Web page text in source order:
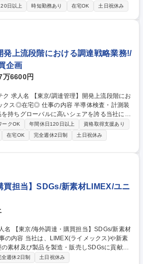
取り組んでいただきます。 具体的には、
現場と連携して調達プロセス全体を改善し、
だきます。過去の実績を活かし、調達戦略の
蓄電シ
テラン歓迎◎
日以上 時短勤務あり 在宅OK 土日祝休み
発上流段階における調達戦略業務!/
企画
万6600円
にお
容 半導体検査・計測装
持ちグローバルに高いシェアを誇る当社に
各種予実算管理等の業務をお任せします。調
く重要業務です ○調達横断施策の立
の予実管理 ○下請法・建業法・印紙税法の法
○調達部門の経費・固定資産・情報セキュリテ
プライヤー口座・契約書などのサプライヤマ
で実施 ○部内インフラ対応やDX推進に関与
理】開発上流段
/フレックス◎在宅◎
ークOK 年間休日120日以上
資格取得支援あり
在宅OK 完全週休2日制
土日祝休み
買担当】SDGs/新素材LIMEX/ユニ
素材及び製品を製造・販売しSDGsに貢献す
な当社にて《海外調達・購買担当》を募集い
全週休2日制 土日祝休み